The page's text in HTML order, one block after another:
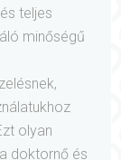
teljes
minőségű
olyan
doktornő és